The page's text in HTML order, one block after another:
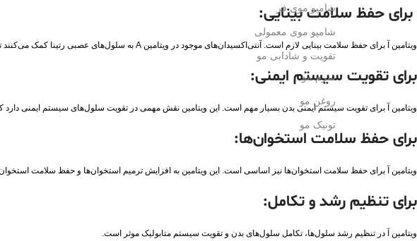
شامپو موی فر
شامپو موی معمولی
تقویت و شادابی مو
سرم مو
روغن مو
تونیک مو
برای حفظ سلامت بینایی:
ویتامین آ برای حفظ سلامت بینایی لازم است. آنتی‌اکسیدان‌های موجود در ویتامین A به سلول‌های عصبی رتینا کمک می‌کنند تا از آسیب‌های اکسیداتیو محافظت کنند و عملکرد بینایی را بهبود بخشند.
برای تقویت سیستم ایمنی:
ویتامین آ برای تقویت سیستم ایمنی بدن بسیار مهم است. این ویتامین نقش مهمی در تقویت سلول‌های سیستم ایمنی دارد
برای حفظ سلامت استخوان‌ها:
ویتامین آ برای حفظ سلامت استخوان‌ها نیز اساسی است. این ویتامین به افزایش ترمیم استخوان‌ها و حفظ سلامت
برای تنظیم رشد و تکامل:
ویتامین آ در تنظیم رشد سلول‌ها، تکامل سلول‌های بدن و تقویت سیستم متابولیک موثر است.